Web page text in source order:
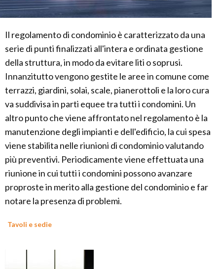
Il regolamento di condominio è caratterizzato da una
serie di punti finalizzati all'intera e ordinata gestione
della struttura, in modo da evitare liti o soprusi.
Innanzitutto vengono gestite le aree in comune come
terrazzi, giardini, solai, scale, pianerottoli e la loro cura
va suddivisa in parti equee tra tutti i condomini. Un
altro punto che viene affrontato nel regolamento è la
manutenzione degli impianti e dell'edificio, la cui spesa
viene stabilita nelle riunioni di condominio valutando
più preventivi. Periodicamente viene effettuata una
riunione in cui tutti i condomini possono avanzare
proproste in merito alla gestione del condominio e far
notare la presenza di problemi.
Tavoli e sedie